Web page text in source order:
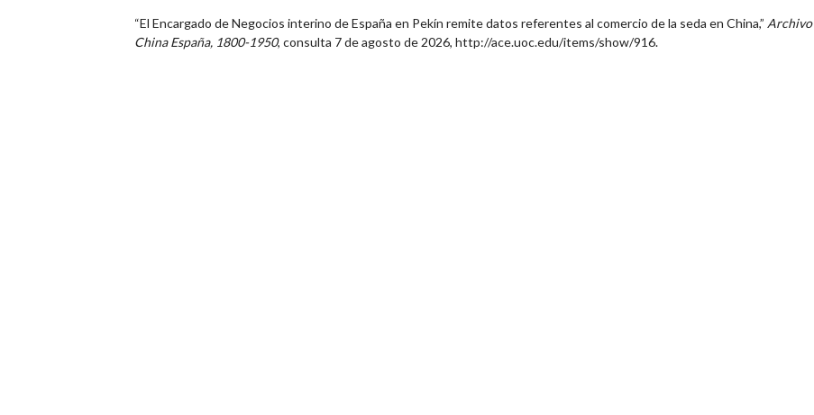
“El Encargado de Negocios interino de España en Pekín remite datos referentes al comercio de la seda en China,”Archivo
China España, 1800-1950, consulta 7 de agosto de 2026,http://ace.uoc.edu/items/show/916.